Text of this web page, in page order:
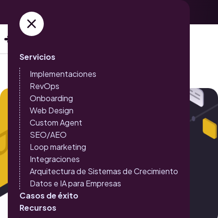
Servicios
Implementaciones
RevOps
Onboarding
Web Design
Custom Agent
SEO/AEO
Loop marketing
Integraciones
Arquitectura de Sistemas de Crecimiento
Datos e IA para Empresas
Casos de éxito
Recursos